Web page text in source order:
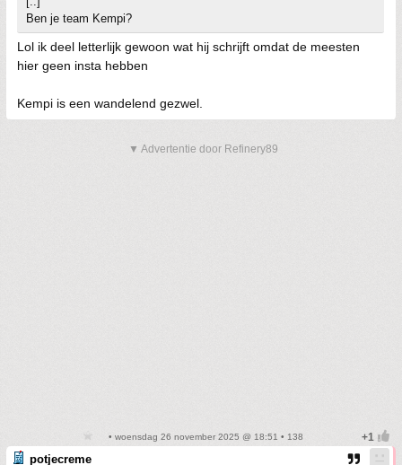
Ben je team Kempi?
Lol ik deel letterlijk gewoon wat hij schrijft omdat de meesten
hier geen insta hebben
Kempi is een wandelend gezwel.
▼ Advertentie door Refinery89
• woensdag 26 november 2025 @ 18:51 • 138
potjecreme